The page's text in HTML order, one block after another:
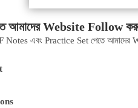
আমাদের Website Follow
এবং Practice Set পেতে আমাদের